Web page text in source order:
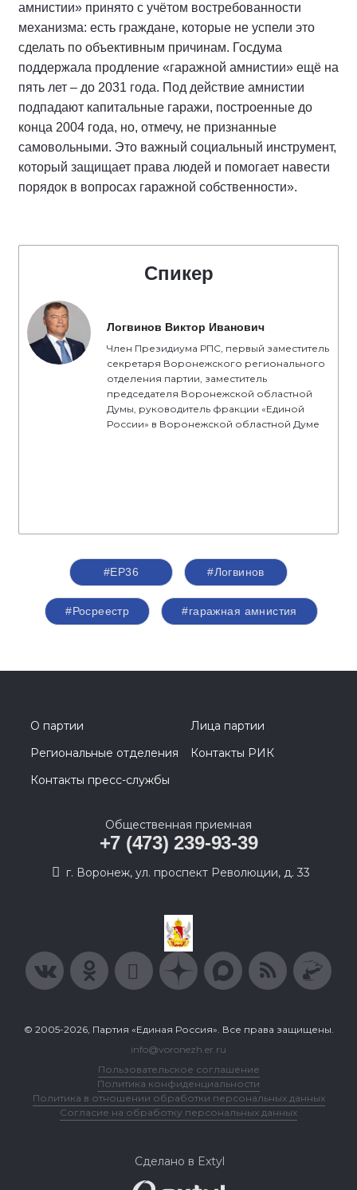
амнистии» принято с учётом востребованности
механизма: есть граждане, которые не успели это
сделать по объективным причинам. Госдума
поддержала продление «гаражной амнистии» ещё на
пять лет – до 2031 года. Под действие амнистии
подпадают капитальные гаражи, построенные до
конца 2004 года, но, отмечу, не признанные
самовольными. Это важный социальный инструмент,
который защищает права людей и помогает навести
порядок в вопросах гаражной собственности».
Спикер
Логвинов Виктор Иванович
Член Президиума РПС, первый заместитель
секретаря Воронежского регионального
отделения партии, заместитель
председателя Воронежской областной
Думы, руководитель фракции «Единой
России» в Воронежской областной Думе
#ЕР36 #Логвинов
#Росреестр #гаражная амнистия
О партии
Лица партии
Региональные отделения
Контакты РИК
Контакты пресс-службы
Общественная приемная
+7 (473) 239-93-39
г. Воронеж, ул. проспект Революции, д. 33
© 2005-2026, Партия «Единая Россия». Все права защищены.
info@voronezh.er.ru
Пользовательское соглашение
Политика конфиденциальности
Политика в отношении обработки персональных данных
Согласие на обработку персональных данных
Сделано в Extyl